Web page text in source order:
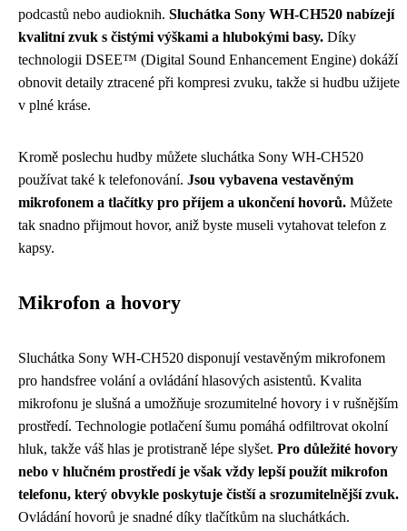
podcastů nebo audioknih. Sluchátka Sony WH-CH520 nabízejí
kvalitní zvuk s čistými výškami a hlubokými basy. Díky
technologii DSEE™ (Digital Sound Enhancement Engine) dokáží
obnovit detaily ztracené při kompresi zvuku, takže si hudbu užijete
v plné kráse.
Kromě poslechu hudby můžete sluchátka Sony WH-CH520
používat také k telefonování. Jsou vybavena vestavěným
mikrofonem a tlačítky pro příjem a ukončení hovorů. Můžete
tak snadno přijmout hovor, aniž byste museli vytahovat telefon z
kapsy.
Mikrofon a hovory
Sluchátka Sony WH-CH520 disponují vestavěným mikrofonem
pro handsfree volání a ovládání hlasových asistentů. Kvalita
mikrofonu je slušná a umožňuje srozumitelné hovory i v rušnějším
prostředí. Technologie potlačení šumu pomáhá odfiltrovat okolní
hluk, takže váš hlas je protistraně lépe slyšet. Pro důležité hovory
nebo v hlučném prostředí je však vždy lepší použít mikrofon
telefonu, který obvykle poskytuje čistší a srozumitelnější zvuk.
Ovládání hovorů je snadné díky tlačítkům na sluchátkách.